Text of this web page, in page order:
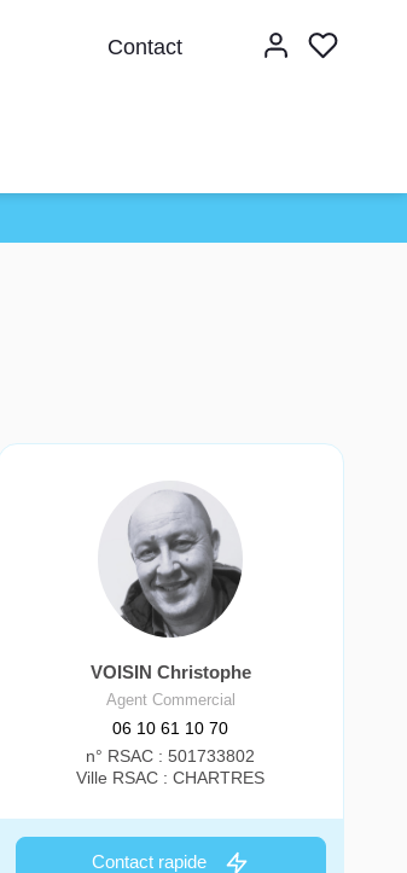
Contact
VOISIN Christophe
Agent Commercial
06 10 61 10 70
n° RSAC : 501733802
Ville RSAC : CHARTRES
Contact rapide